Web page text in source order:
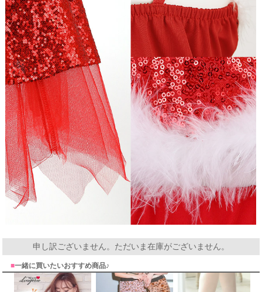
申し訳ございません。ただいま在庫がございません。
■一緒に買いたいおすすめ商品♪